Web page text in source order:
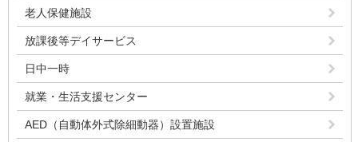
老人保健施設
放課後等デイサービス
日中一時
就業・生活支援センター
AED（自動体外式除細動器）設置施設